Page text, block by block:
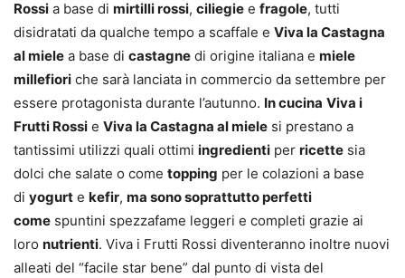
Rossi a base di mirtilli rossi, ciliegie e fragole, tutti
disidratati da qualche tempo a scaffale e Viva la Castagna
al miele a base di castagne di origine italiana e miele
millefiori che sarà lanciata in commercio da settembre per
essere protagonista durante l’autunno. In cucina Viva i
Frutti Rossi e Viva la Castagna al miele si prestano a
tantissimi utilizzi quali ottimi ingredienti per ricette sia
dolci che salate o come topping per le colazioni a base
di yogurt e kefir, ma sono soprattutto perfetti
come spuntini spezzafame leggeri e completi grazie ai
loro nutrienti. Viva i Frutti Rossi diventeranno inoltre nuovi
alleati del “facile star bene” dal punto di vista del